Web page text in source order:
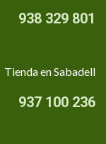
938 329 801
Tienda en Sabadell
937 100 236